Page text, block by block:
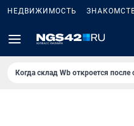
НЕДВИЖИМОСТЬ
Когда склад Wb откроется